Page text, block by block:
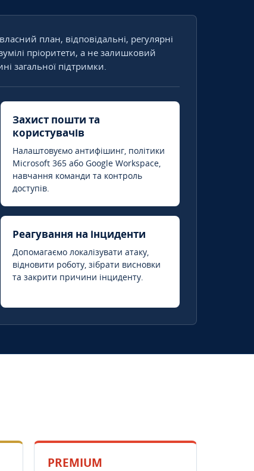
план, відповідальні, регулярні
пріоритети, а не залишковий
загальної підтримки.
Захист пошти та
користувачів
Налаштовуємо антифішинг, політики
Microsoft 365 або Google Workspace,
навчання команди та контроль
доступів.
Реагування на інциденти
Допомагаємо локалізувати атаку,
відновити роботу, зібрати висновки
та закрити причини інциденту.
PREMIUM